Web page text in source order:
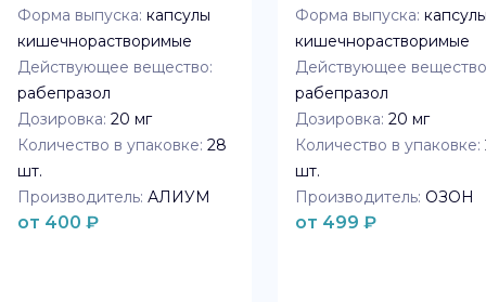
Форма выпуска: капсулы
кишечнорастворимые
Действующее вещество:
рабепразол
Дозировка: 20 мг
Количество в упаковке: 28
шт.
Производитель: АЛИУМ
от 400 ₽
Форма выпуска:
кишечнорастворимые
Действующее
рабепразол
Дозировка: 20 мг
Количество в упаковке:
шт.
Производитель: ОЗОН
от 499 ₽